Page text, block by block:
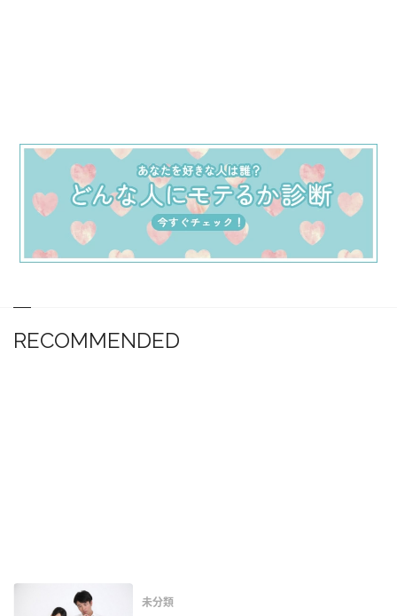
RECOMMENDED
未分類